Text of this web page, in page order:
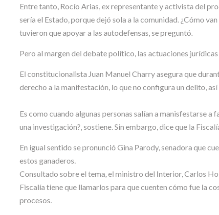
Entre tanto, Rocío Arias, ex representante y activista del
sería el Estado, porque dejó sola a la comunidad. ¿Cómo
tuvieron que apoyar a las autodefensas, se preguntó.
Pero al margen del debate político, las actuaciones
El constitucionalista Juan Manuel Charry asegura que
derecho a la manifestación, lo que no configura un delito,
Es como cuando algunas personas salían a manisfestarse
una investigación?, sostiene. Sin embargo, dice que la
En igual sentido se pronunció Gina Parody, senadora que
estos ganaderos.
Consultado sobre el tema, el ministro del Interior, Carlos
Fiscalía tiene que llamarlos para que cuenten cómo fue la
procesos.